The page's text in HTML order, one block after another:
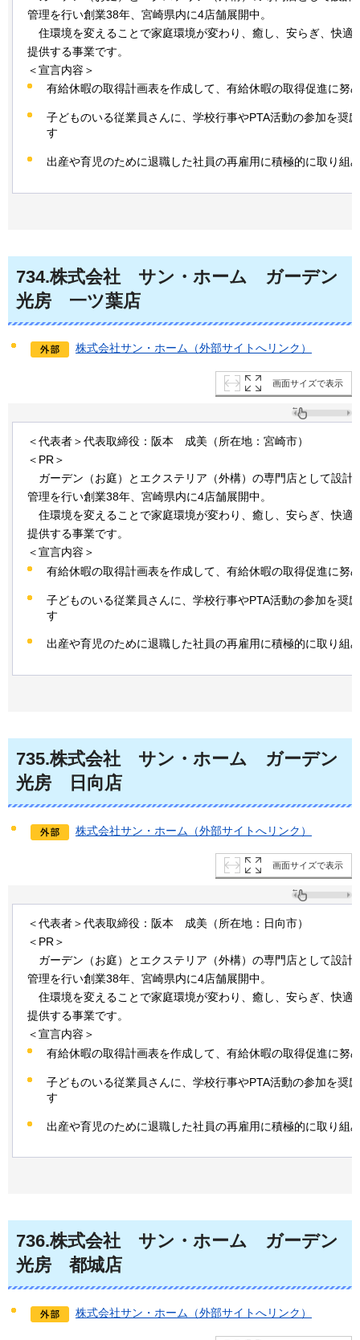
管理を行い創業38年、宮崎県内に4店舗展開中。
住環境を変えることで家庭環境が変わり、癒し、安らぎ、快適
提供する事業です。
＜宣言内容＞
有給休暇の取得計画表を作成して、有給休暇の取得促進に努
子どものいる従業員さんに、学校行事やPTA活動の参加を奨
す
出産や育児のために退職した社員の再雇用に積極的に取り組
734.株式会社 サン・ホーム
ガーデン
光房
一ツ葉店
株式会社サン・ホーム（外部サイトへリンク）
画面サイズで表示
＜代表者＞代表取締役：阪本 成美 （所在地：宮崎市）
＜PR＞
ガーデン（お庭）とエクステリア（外構）の専門店として設計
管理を行い創業38年、宮崎県内に4店舗展開中。
住環境を変えることで家庭環境が変わり、癒し、安らぎ、快適
提供する事業です。
＜宣言内容＞
有給休暇の取得計画表を作成して、有給休暇の取得促進に努
子どものいる従業員さんに、学校行事やPTA活動の参加を奨
す
出産や育児のために退職した社員の再雇用に積極的に取り組
735.株式会社 サン・ホーム
ガーデン
光房
日向店
株式会社サン・ホーム（外部サイトへリンク）
画面サイズで表示
＜代表者＞代表取締役：阪本 成美（所在地：日向市）
＜PR＞
ガーデン（お庭）とエクステリア（外構）の専門店として設計
管理を行い創業38年、宮崎県内に4店舗展開中。
住環境を変えることで家庭環境が変わり、癒し、安らぎ、快適
提供する事業です。
＜宣言内容＞
有給休暇の取得計画表を作成して、有給休暇の取得促進に努
子どものいる従業員さんに、学校行事やPTA活動の参加を奨
す
出産や育児のために退職した社員の再雇用に積極的に取り組
736.株式会社 サン・ホーム
ガーデン
光房
都城店
株式会社サン・ホーム（外部サイトへリンク）